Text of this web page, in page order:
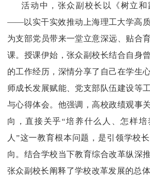
活动中，张众副校长以《树立
——以实干实效推动上海理工大学高质
为支部党员带来一堂立意深远、贴合
课。授课伊始，张众副校长结合自身
的工作经历，深情分享了自己在学生
师成长发展赋能、党支部队伍建设等
与心得体会。他强调，高校政绩观事
向，直接关乎“培养什么人、怎样培
人”这一教育根本问题，是引领学校
向。结合学校当下教育综合改革纵深
张众副校长阐释了学校改革发展的总